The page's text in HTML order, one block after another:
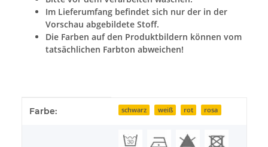
Im Lieferumfang befindet sich nur der in der
Vorschau abgebildete Stoff.
Die Farben auf den Produktbildern können vom
tatsächlichen Farbton abweichen!
Produkteigenschaft
Wert
Farbe: schwarz weiß rot rosa